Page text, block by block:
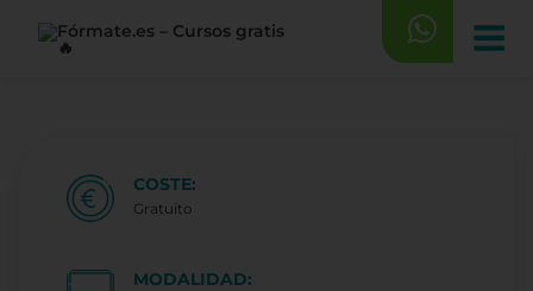
COSTE:
Gratuito
MODALIDAD: